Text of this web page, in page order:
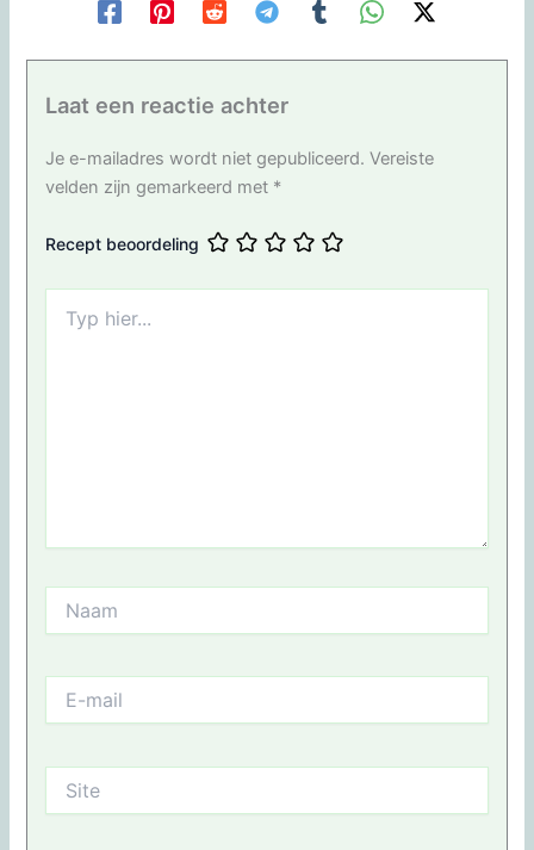
Laat een reactie achter
Je e-mailadres wordt niet gepubliceerd. Vereiste
velden zijn gemarkeerd met *
Recept beoordeling
hier...
mail